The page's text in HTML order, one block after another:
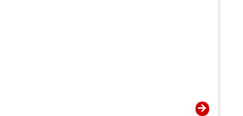
arrow_forward